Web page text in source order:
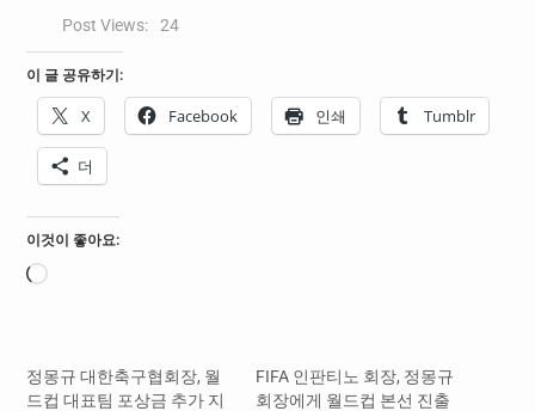
Post Views: 24
이 글 공유하기:
X Facebook 인쇄 Tumblr
더
이것이 좋아요:
로
정몽규 대한축구협회장, 월
드컵 대표팀 포상금 추가 지
FIFA 인판티노 회장, 정몽규
회장에게 월드컵 본선 진출